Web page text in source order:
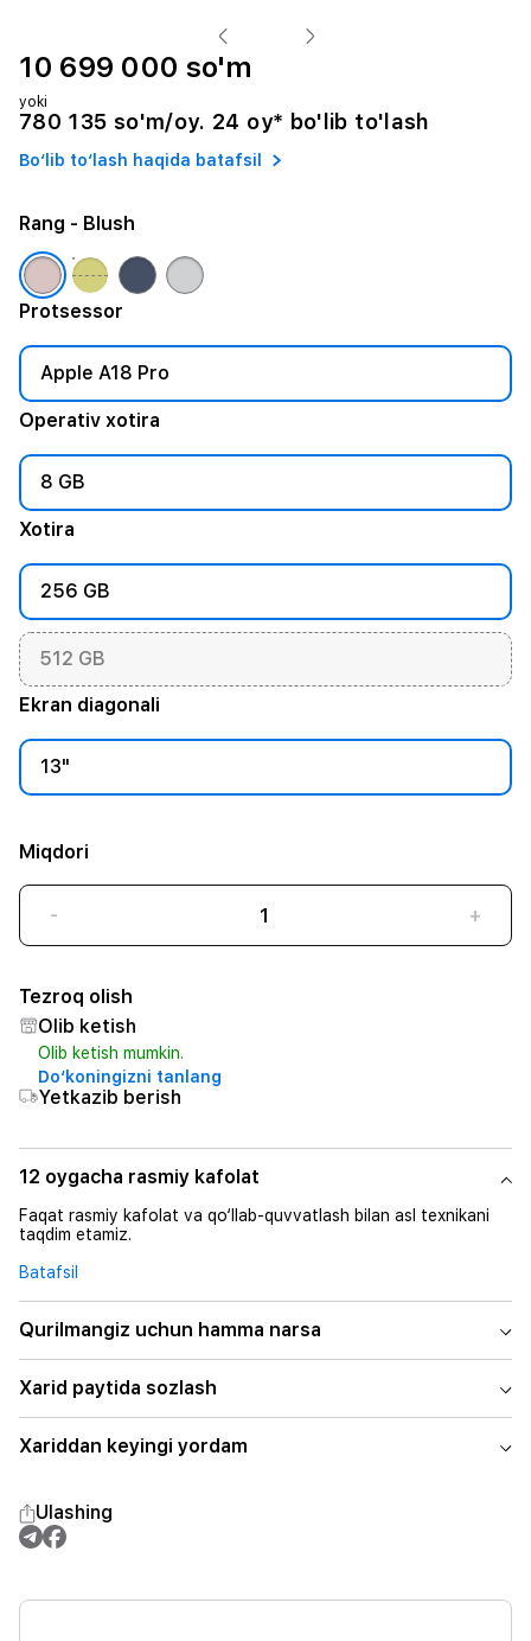
10 699 000 so'm
yoki
780 135 so'm/oy. 24 oy* bo'lib to'lash
Bo‘lib to‘lash haqida batafsil
Protsessor
Apple A18 Pro
Operativ xotira
8 GB
Xotira
256 GB
512 GB
Ekran diagonali
13"
Rang - Blush
Miqdori
- +
Tezroq olish
Olib ketish
Olib ketish mumkin.
Do‘koningizni tanlang
Yetkazib berish
12 oygacha rasmiy kafolat
Faqat rasmiy kafolat va qo‘llab-quvvatlash bilan asl texnikani
taqdim etamiz.
Batafsil
Qurilmangiz uchun hamma narsa
Xarid paytida sozlash
Xariddan keyingi yordam
Ulashing